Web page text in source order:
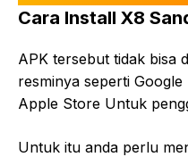
Cara Install X8
APK tersebut tidak bisa
resminya seperti
Apple Store Untuk
Untuk itu anda perlu